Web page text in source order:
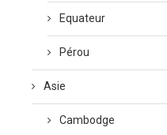
Equateur
Pérou
Asie
Cambodge